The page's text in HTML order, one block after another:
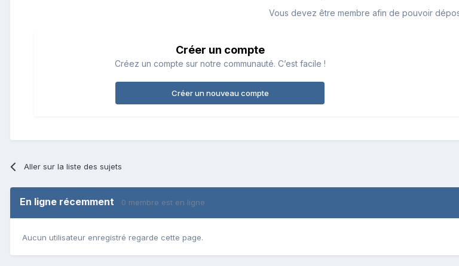
Vous devez être membre afin de pouvoir
Créer un compte
Créez un compte sur notre communauté. C’est facile !
Créer un nouveau compte
Aller sur la liste des sujets
En ligne récemment 0 membre est en ligne
Aucun utilisateur enregistré regarde cette page.